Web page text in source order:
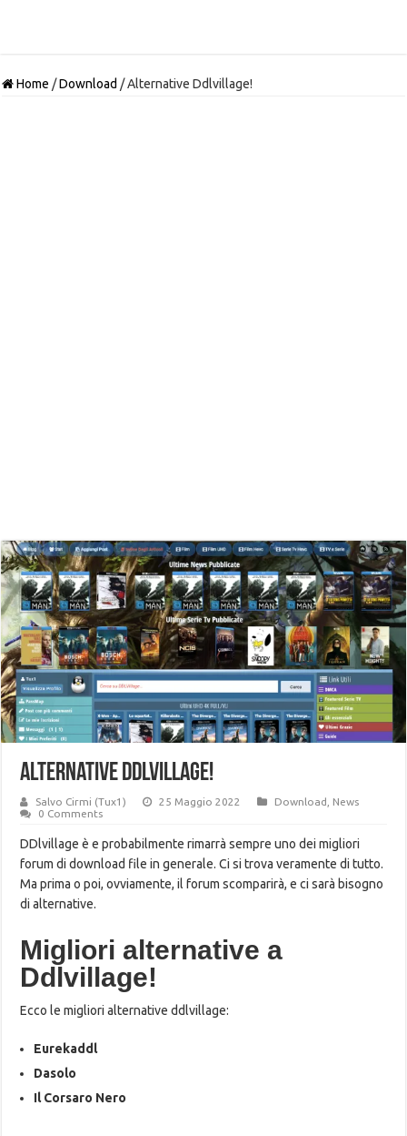
Home /Download /Alternative Ddlvillage!
Alternative Ddlvillage!
Salvo Cirmi (Tux1) 25 Maggio 2022 Download
News
0 Comments
DDlvillage è e probabilmente rimarrà sempre uno dei migliori
forum di download file in generale. Ci si trova veramente di tutto.
Ma prima o poi, ovviamente, il forum scomparirà, e ci sarà bisogno
di alternative.
Migliori alternative a
Ddlvillage!
Ecco le migliori alternative ddlvillage:
Eurekaddl
Dasolo
Il Corsaro Nero